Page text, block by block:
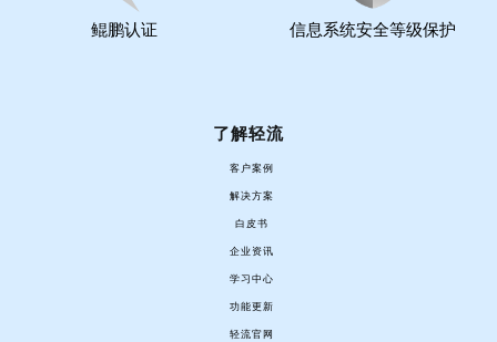
鲲鹏认证 信息系统安全等级保护
了解轻流
客户案例
解决方案
白皮书
企业资讯
学习中心
功能更新
轻流官网